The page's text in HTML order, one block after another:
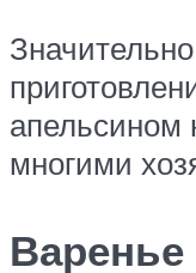
многими
Варенье